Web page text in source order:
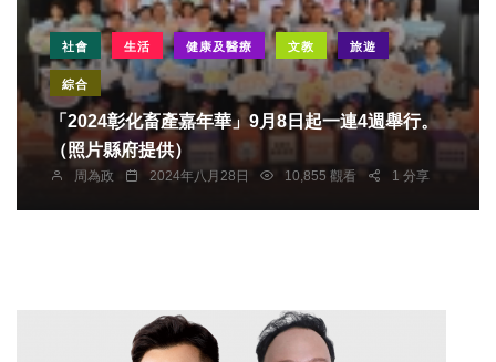
社會 生活 健康及醫療 文教 旅遊
綜合
「2024彰化畜產嘉年華」9月8日起一連4週舉行。
（照片縣府提供）
周為政 2024年八月28日 10,855 觀看 1 分享